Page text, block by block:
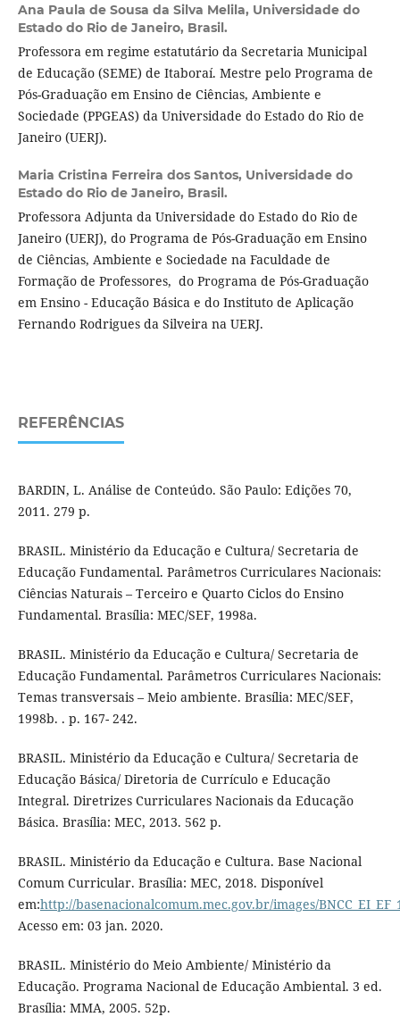
Ana Paula de Sousa da Silva Melila, Universidade do
Estado do Rio de Janeiro, Brasil.
Professora em regime estatutário da Secretaria Municipal
de Educação (SEME) de Itaboraí. Mestre pelo Programa de
Pós-Graduação em Ensino de Ciências, Ambiente e
Sociedade (PPGEAS) da Universidade do Estado do Rio de
Janeiro (UERJ).
Maria Cristina Ferreira dos Santos, Universidade do
Estado do Rio de Janeiro, Brasil.
Professora Adjunta da Universidade do Estado do Rio de
Janeiro (UERJ), do Programa de Pós-Graduação em Ensino
de Ciências, Ambiente e Sociedade na Faculdade de
Formação de Professores, do Programa de Pós-Graduação
em Ensino - Educação Básica e do Instituto de Aplicação
Fernando Rodrigues da Silveira na UERJ.
REFERÊNCIAS
BARDIN, L. Análise de Conteúdo. São Paulo: Edições 70,
2011. 279 p.
BRASIL. Ministério da Educação e Cultura/ Secretaria de
Educação Fundamental. Parâmetros Curriculares Nacionais:
Ciências Naturais – Terceiro e Quarto Ciclos do Ensino
Fundamental. Brasília: MEC/SEF, 1998a.
BRASIL. Ministério da Educação e Cultura/ Secretaria de
Educação Fundamental. Parâmetros Curriculares Nacionais:
Temas transversais – Meio ambiente. Brasília: MEC/SEF,
1998b. . p. 167- 242.
BRASIL. Ministério da Educação e Cultura/ Secretaria de
Educação Básica/ Diretoria de Currículo e Educação
Integral. Diretrizes Curriculares Nacionais da Educação
Básica. Brasília: MEC, 2013. 562 p.
BRASIL. Ministério da Educação e Cultura. Base Nacional
Comum Curricular. Brasília: MEC, 2018. Disponível
em:http://basenacionalcomum.mec.gov.br/images/
Acesso em: 03 jan. 2020.
BRASIL. Ministério do Meio Ambiente/ Ministério da
Educação. Programa Nacional de Educação Ambiental. 3 ed.
Brasília: MMA, 2005. 52p.